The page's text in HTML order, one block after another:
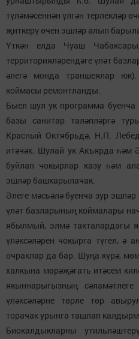
түләмәсеннән үлгән терлекләр
җиткерү өчен эшләр алып
Үткән елда Чуаш
территорияләрендәге үләт
әлегә монда траншеялар
коймасы ремонтланды.
Быел шул ук программа буенча
базы санитар таләпләргә
Красный Октябрьдә, Н.П.
итәчәк. Шулай ук Акъярда һәм
буйлап чокырлар казу һәм
эшләр башкарылачак.
Әлеге мәсьәлә буенча зур
үләт базларының коймалары
ябылмый, элмә такталардагы
үләксәләрен чокырга түгел, ә
очраклар да бар. Шуңа күрә,
халкына мөрәҗәгать итәсем
якыннарыгызның
үләксәләрне төрле төр
торачак урынга ташлап
Биокалдыкларны